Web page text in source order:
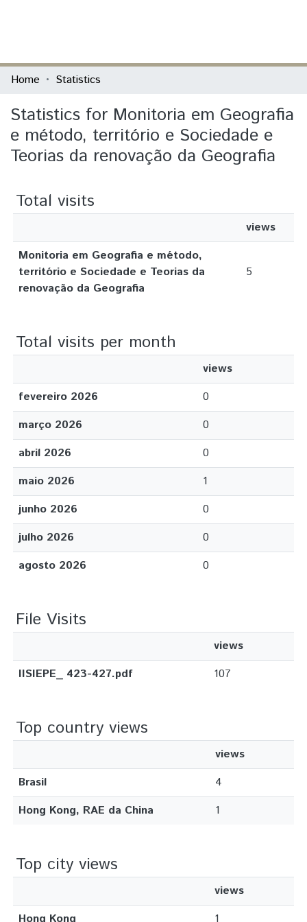
Communities & Collections
All of DSpace
Home Statistics
Statistics for Monitoria em Geografia
e método, território e Sociedade e
Teorias da renovação da Geografia
Total visits
views
Monitoria em Geografia e método,
território e Sociedade e Teorias da
renovação da Geografia
5
Total visits per month
views
fevereiro 2026
0
março 2026
0
abril 2026
0
maio 2026
1
junho 2026
0
julho 2026
0
agosto 2026
0
File Visits
views
IISIEPE_ 423-427.pdf
107
Top country views
views
Brasil
4
Hong Kong, RAE da China
1
Top city views
views